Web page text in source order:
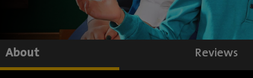
About Reviews